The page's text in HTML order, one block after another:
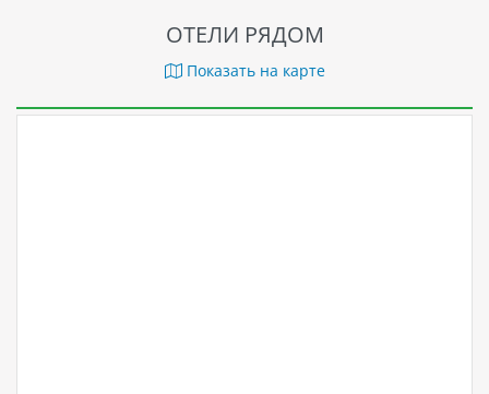
ОТЕЛИ РЯДОМ
Показать на карте